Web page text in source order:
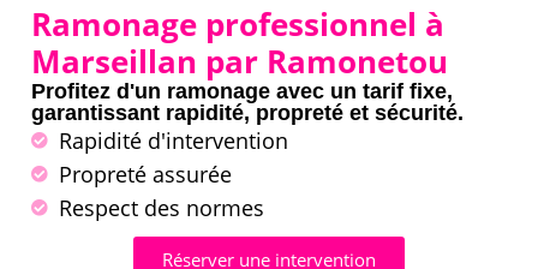
Ramonage professionnel à
Marseillan par Ramonetou
Profitez d'un ramonage avec un tarif fixe,
garantissant rapidité, propreté et sécurité.
Rapidité d'intervention
Propreté assurée
Respect des normes
Réserver une intervention